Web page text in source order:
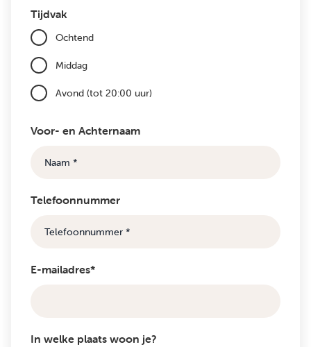
Tijdvak
Ochtend
Middag
Avond (tot 20:00 uur)
Voor- en Achternaam
Telefoonnummer
E-mailadres*
In welke plaats woon je?